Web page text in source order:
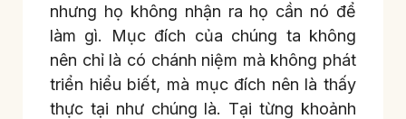
nhưng họ không nhận ra họ cần nó để
làm gì. Mục đích của chúng ta không
nên chỉ là có chánh niệm mà không phát
triển hiểu biết, mà mục đích nên là thấy
thực tại như chúng là. Tại từng khoảnh